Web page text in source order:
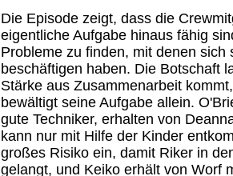
Die Episode zeigt, dass die
eigentliche Aufgabe hinaus fähig
Probleme zu finden, mit denen sich
beschäftigen haben. Die Botschaft
Stärke aus Zusammenarbeit
bewältigt seine Aufgabe allein.
gute Techniker, erhalten von
kann nur mit Hilfe der Kinder
großes Risiko ein, damit Riker in
gelangt, und Keiko erhält von Worf